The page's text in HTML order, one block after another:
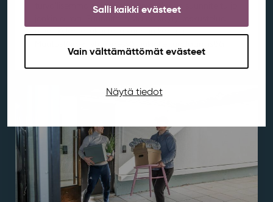
Salli kaikki evästeet
Vain välttämättömät evästeet
Näytä tiedot
turvallisemmaksi ja viihtyisämmäksi on suunniteltu jo